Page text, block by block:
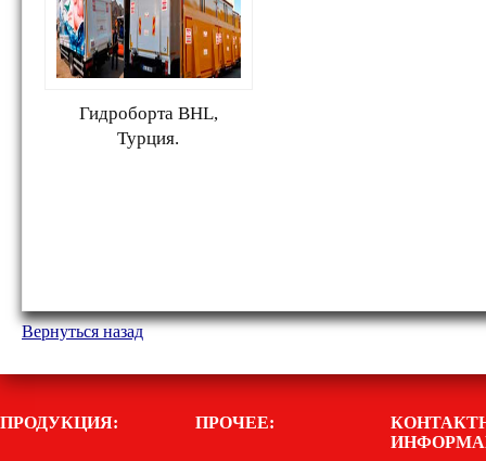
Гидроборта BHL,
Турция.
Вернуться назад
ПРОДУКЦИЯ: ПРОЧЕЕ: